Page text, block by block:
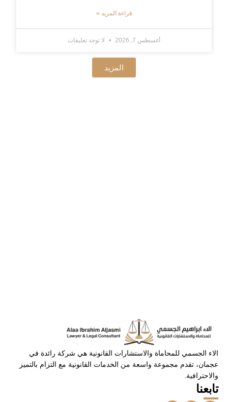
قراءة المزيد »
أغسطس 7, 2026 لا توجد تعليقات
المزيد
الاء الجسمي للمحاماة والاستشارات القانونية هي شركة رائدة في
عجمان، تقدم مجموعة واسعة من الخدمات القانونية مع التزام بالتميز
والاحترافية.
تابعنا